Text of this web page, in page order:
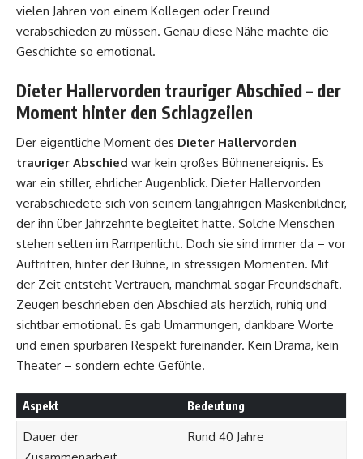
vielen Jahren von einem Kollegen oder Freund
verabschieden zu müssen. Genau diese Nähe machte die
Geschichte so emotional.
Dieter Hallervorden trauriger Abschied – der
Moment hinter den Schlagzeilen
Der eigentliche Moment des Dieter Hallervorden
trauriger Abschied war kein großes Bühnenereignis. Es
war ein stiller, ehrlicher Augenblick. Dieter Hallervorden
verabschiedete sich von seinem langjährigen Maskenbildner,
der ihn über Jahrzehnte begleitet hatte. Solche Menschen
stehen selten im Rampenlicht. Doch sie sind immer da – vor
Auftritten, hinter der Bühne, in stressigen Momenten. Mit
der Zeit entsteht Vertrauen, manchmal sogar Freundschaft.
Zeugen beschrieben den Abschied als herzlich, ruhig und
sichtbar emotional. Es gab Umarmungen, dankbare Worte
und einen spürbaren Respekt füreinander. Kein Drama, kein
Theater – sondern echte Gefühle.
Aspekt Bedeutung
Dauer der
Rund 40 Jahre